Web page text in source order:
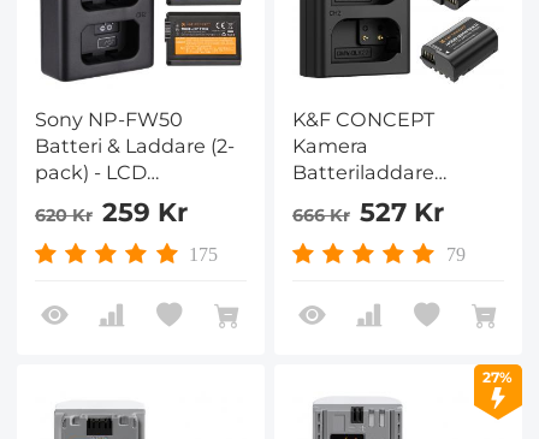
Sony NP-FW50
Batteri & Laddare (2-
pack) - LCD
Temperaturvisare |
K&F Concept Sverige
620 Kr 259 Kr
175
K&F CONCEPT
Kamera
Batteriladdare
Panasonic DMW-
BLK22
Ersättningsbatteripaket
Slot-Laddare,
Batteriladdare
Lumix DC-S5 DC-S5 II
DC-S5 IIX GH5 II GH6
666 Kr 527 Kr
79
27%